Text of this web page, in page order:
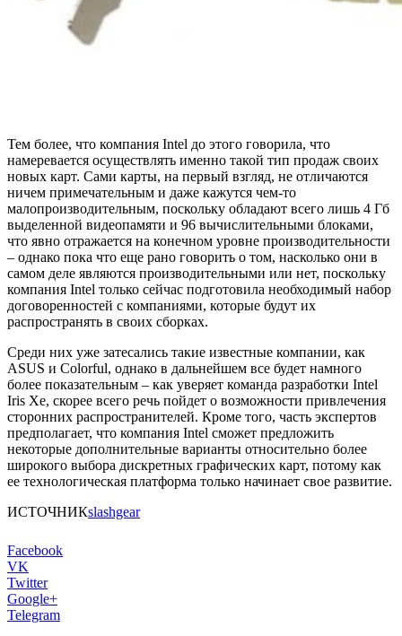
Тем более, что компания Intel до этого говорила, что
намеревается осуществлять именно такой тип продаж своих
новых карт. Сами карты, на первый взгляд, не отличаются
ничем примечательным и даже кажутся чем-то
малопроизводительным, поскольку обладают всего лишь 4 Гб
выделенной видеопамяти и 96 вычислительными блоками,
что явно отражается на конечном уровне производительности
– однако пока что еще рано говорить о том, насколько они в
самом деле являются производительными или нет, поскольку
компания Intel только сейчас подготовила необходимый набор
договоренностей с компаниями, которые будут их
распространять в своих сборках.
Среди них уже затесались такие известные компании, как
ASUS и Colorful, однако в дальнейшем все будет намного
более показательным – как уверяет команда разработки Intel
Iris Xe, скорее всего речь пойдет о возможности привлечения
сторонних распространителей. Кроме того, часть экспертов
предполагает, что компания Intel сможет предложить
некоторые дополнительные варианты относительно более
широкого выбора дискретных графических карт, потому как
ее технологическая платформа только начинает свое развитие.
ИСТОЧНИКslashgear
Facebook
VK
Twitter
Google+
Telegram